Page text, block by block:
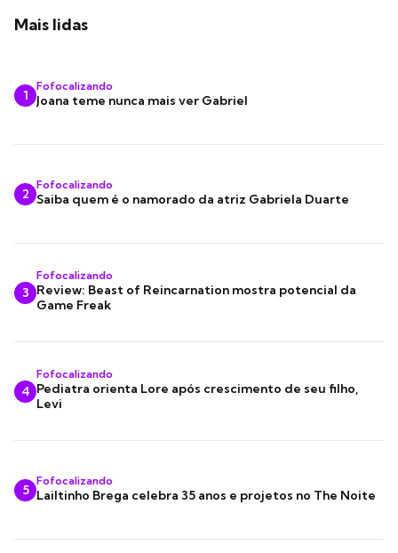
Mais lidas
1
Fofocalizando
Joana teme nunca mais ver Gabriel
2
Fofocalizando
Saiba quem é o namorado da atriz Gabriela Duarte
3
Fofocalizando
Review: Beast of Reincarnation mostra potencial da
Game Freak
4
Fofocalizando
Pediatra orienta Lore após crescimento de seu filho,
Levi
5
Fofocalizando
Lailtinho Brega celebra 35 anos e projetos no The Noite